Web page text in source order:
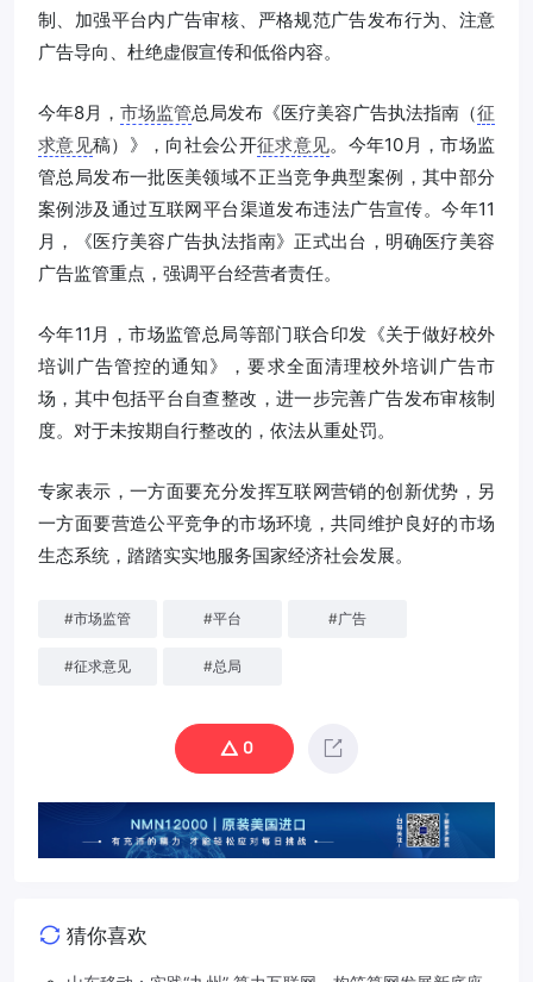
制、加强平台内广告审核、严格规范广告发布行为、注意
广告导向、杜绝虚假宣传和低俗内容。
今年8月， 市场监管总局发布《医疗美容广告执法指南（征
求意见稿）》，向社会公开征求意见。今年10月，市场监
管总局发布一批医美领域不正当竞争典型案例，其中部分
案例涉及通过互联网平台渠道发布违法广告宣传。今年11
月，《医疗美容广告执法指南》正式出台，明确医疗美容
广告监管重点，强调平台经营者责任。
今年11月，市场监管总局等部门联合印发《关于做好校外
培训广告管控的通知》，要求全面清理校外培训广告市
场，其中包括平台自查整改，进一步完善广告发布审核制
度。对于未按期自行整改的，依法从重处罚。
专家表示，一方面要充分发挥互联网营销的创新优势，另
一方面要营造公平竞争的市场环境，共同维护良好的市场
生态系统，踏踏实实地服务国家经济社会发展。
#市场监管 #平台 #广告
#征求意见 #总局
0
猜你喜欢